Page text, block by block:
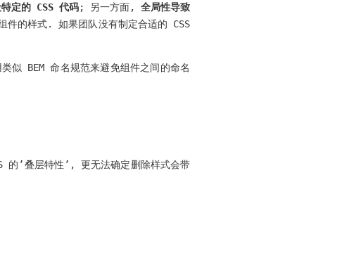
定的 CSS 代码; 另一方面, 全局性导致
件的样式. 如果团队没有制定合适的 CSS
似 BEM 命名规范来避免组件之间的命名
的’叠层特性’, 更无法确定删除样式会带